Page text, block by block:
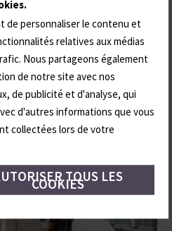
de personnaliser le contenu et
relatives aux médias
Nous partageons également
de notre site avec nos
de publicité et d'analyse, qui
d'autres informations que vous
collectées lors de votre
TOUS LES
COOKIES
DU MASSIF